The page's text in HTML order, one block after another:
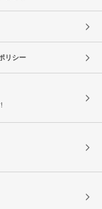
リシー